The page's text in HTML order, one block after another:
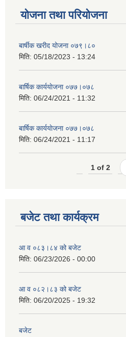
योजना तथा परियोजना
बार्षीक खरीद योजना ०७९।८०
मिति: 05/18/2023 - 13:24
बार्षिक कार्ययाेजना ०७७।०७८
मिति: 06/24/2021 - 11:32
बार्षिक कार्ययाेजना ०७७।०७८
मिति: 06/24/2021 - 11:17
1 of 2
बजेट तथा कार्यक्रम
आ व ०८३।८४ को बजेट
मिति: 06/23/2026 - 00:00
आ व ०८२।८३ को बजेट
मिति: 06/20/2025 - 19:32
बजेट